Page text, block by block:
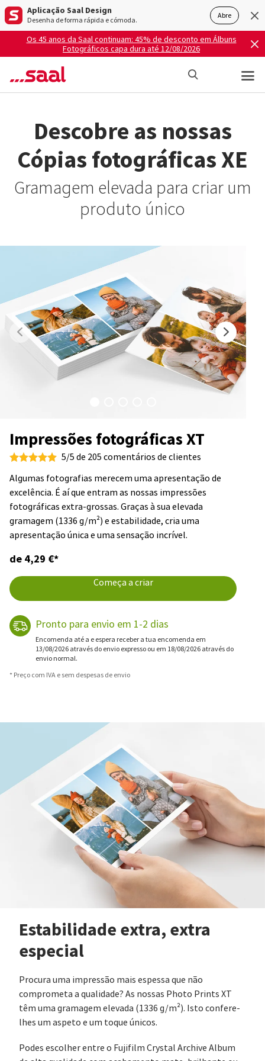
Aplicação Saal Design
Desenha de forma rápida e cómoda. Abre
Os 45 anos da Saal continuam: 45% de desconto em Álbuns
Fotográficos capa dura até 12/08/2026
Descobre as nossas
Cópias fotográficas XE
Gramagem elevada para criar um
produto único
Impressões fotográficas XT
5/5 de 205 comentários de clientes
Algumas fotografias merecem uma apresentação de
excelência. É aí que entram as nossas impressões
fotográficas extra-grossas. Graças à sua elevada
gramagem (1336 g/m²) e estabilidade, cria uma
apresentação única e uma sensação incrível.
de 4,29 €*
Começa a criar
Pronto para envio em 1-2 dias
Encomenda até a e espera receber a tua encomenda em
13/08/2026 através do envio expresso ou em 18/08/2026 através do
envio normal.
* Preço com IVA e sem despesas de envio
Estabilidade extra, extra
especial
Procura uma impressão mais espessa que não
comprometa a qualidade? As nossas Photo Prints XT
têm uma gramagem elevada (1336 g/m²). Isto confere-
lhes um aspeto e um toque únicos.
Podes escolher entre o Fujifilm Crystal Archive Album